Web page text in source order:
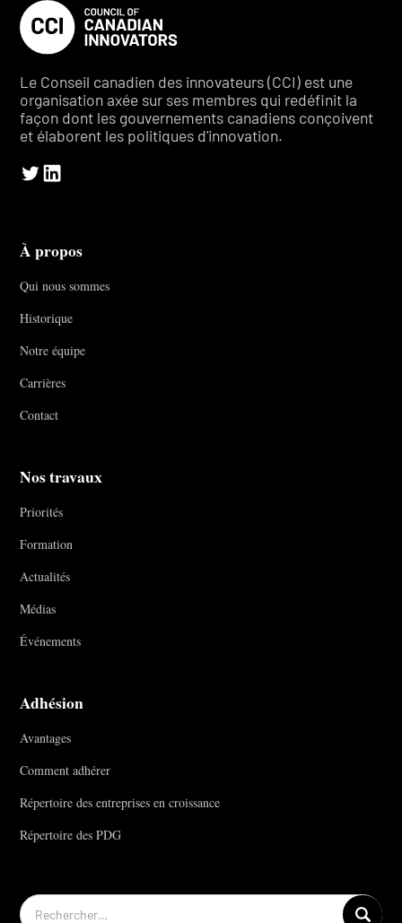
Le Conseil canadien des innovateurs (CCI) est une
organisation axée sur ses membres qui redéfinit la
façon dont les gouvernements canadiens conçoivent
et élaborent les politiques d'innovation.
À propos
Qui nous sommes
Historique
Notre équipe
Carrières
Contact
Nos travaux
Priorités
Formation
Actualités
Médias
Événements
Adhésion
Avantages
Comment adhérer
Répertoire des entreprises en croissance
Répertoire des PDG